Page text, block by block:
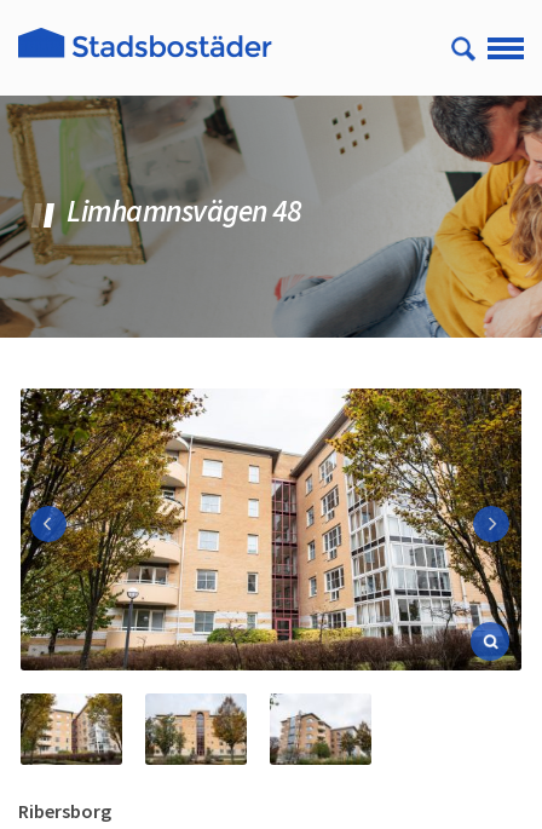
Limhamnsvägen 48
Ribersborg